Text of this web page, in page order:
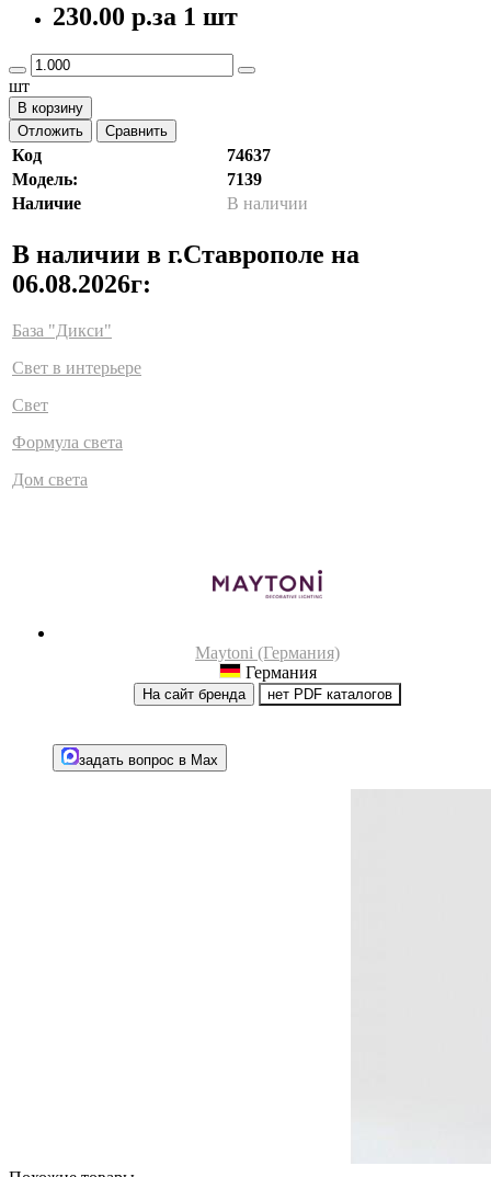
230.00 р.за 1 шт
шт
В корзину
Отложить
Сравнить
Код
74637
Модель:
7139
Наличие
В наличии
В наличии в г.Ставрополе на
06.08.2026г:
База "Дикси"
Свет в интерьере
Свет
Формула света
Дом света
Maytoni (Германия)
Германия
На сайт бренда нет PDF каталогов
задать вопрос в Max